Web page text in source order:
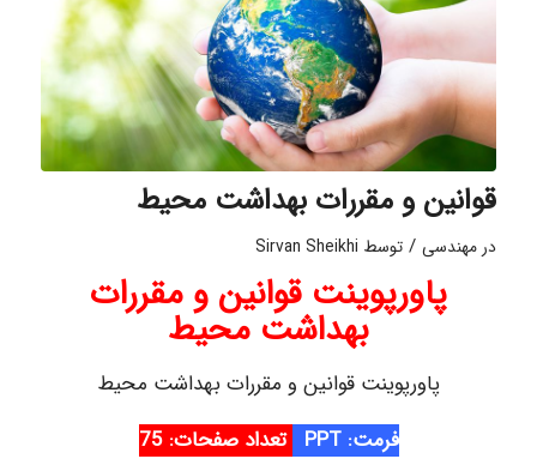
قوانین و مقررات بهداشت محیط
در مهندسی / توسط Sirvan Sheikhi
پاورپوینت قوانین و مقررات
بهداشت محیط
پاورپوینت قوانین و مقررات بهداشت محیط
فرمت: PPT
تعداد صفحات: 75